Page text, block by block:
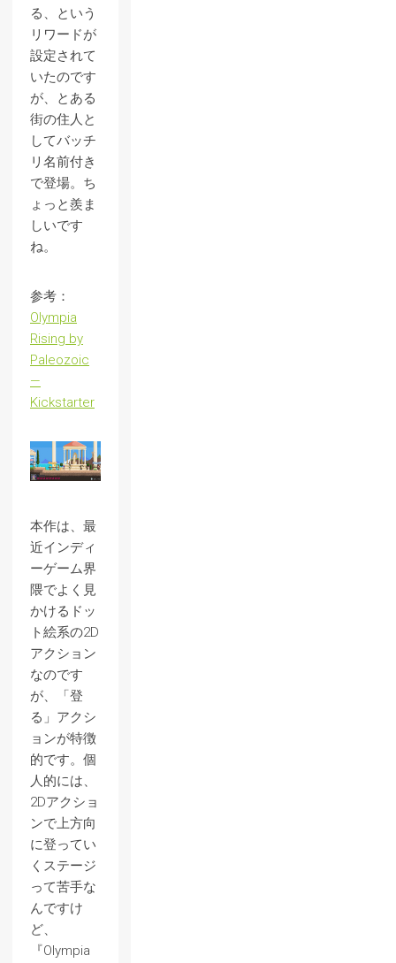
る、という
リワードが
設定されて
いたのです
が、とある
街の住人と
してバッチ
リ名前付き
で登場。ち
ょっと羨ま
しいです
ね。
参考：
Olympia
Rising by
Paleozoic
—
Kickstarter
本作は、最
近インディ
ーゲーム界
隈でよく見
かけるドッ
ト絵系の2D
アクション
なのです
が、「登
る」アクシ
ョンが特徴
的です。個
人的には、
2Dアクショ
ンで上方向
に登ってい
くステージ
って苦手な
んですけ
ど、
『Olympia